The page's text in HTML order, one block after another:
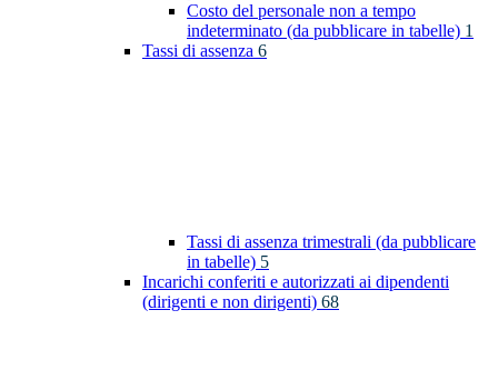
Costo del personale non a tempo
indeterminato (da pubblicare in tabelle) 1
Tassi di assenza 6
Tassi di assenza trimestrali (da pubblicare
in tabelle) 5
Incarichi conferiti e autorizzati ai dipendenti
(dirigenti e non dirigenti) 68